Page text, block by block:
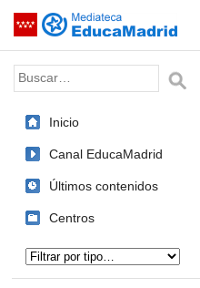
Saltar navegación
Palabra o frase:
Inicio
Canal EducaMadrid
Últimos contenidos
Centros